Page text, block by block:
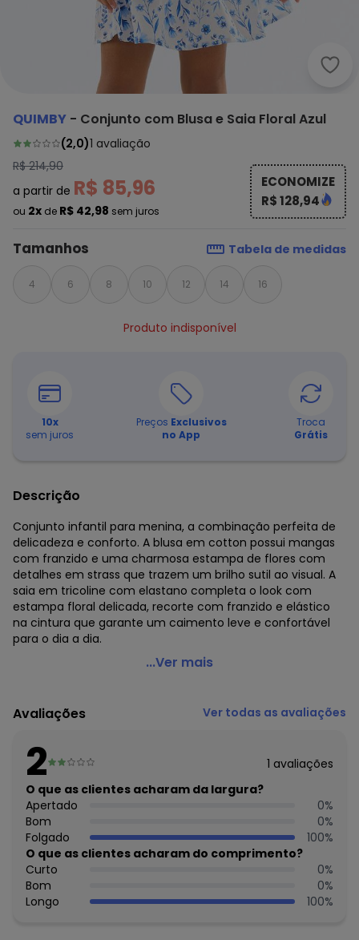
QUIMBY - Conjunto com Blusa e Saia Floral Azul
(2,0)1 avaliação
R$ 214,90
a partir de R$ 85,96
ou 2x de R$ 42,98 sem juros
ECONOMIZE
R$ 128,94
Tamanhos Tabela de medidas
4 6 8 10 12 14 16
Produto indisponível
10x
sem juros
Preços Exclusivos
no App
Troca
Grátis
Descrição
Conjunto infantil para menina, a combinação perfeita de
delicadeza e conforto. A blusa em cotton possui mangas
com franzido e uma charmosa estampa de flores com
detalhes em strass que trazem um brilho sutil ao visual. A
saia em tricoline com elastano completa o look com
estampa floral delicada, recorte com franzido e elástico
na cintura que garante um caimento leve e confortável
para o dia a dia.
Quimby - Conjunto com Blusa e Saia Floral Azul
Modelagem: Justa
Comprimento da Manga: Curta
Forro: Não
Cinto: Não acompanha
Cintura: Média
Decote Frente : Redondo
Decote Costas: Redondo
Fornecedor: MALHARIA CRISTINA LTDA / CNPJ
82.663.337/0001-43
Feito: Brasil
Cuidados para conservação do produto: Lavar máx. 40°C,
processo normal, com cores semelhantes. Não alvejar.
...Ver mais
Avaliações Ver todas as avaliações
2 1 avaliações
O que as clientes acharam da largura?
Apertado
0%
Bom
0%
Folgado
100%
O que as clientes acharam do comprimento?
Curto
0%
Bom
0%
Longo
100%